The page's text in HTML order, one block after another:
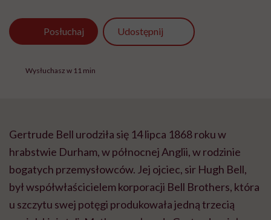
Posłuchaj Udostępnij
Wysłuchasz w 11 min
Gertrude Bell urodziła się 14 lipca 1868 roku w
hrabstwie Durham, w północnej Anglii, w rodzinie
bogatych przemysłowców. Jej ojciec, sir Hugh Bell,
był współwłaścicielem korporacji Bell Brothers, która
u szczytu swej potęgi produkowała jedną trzecią